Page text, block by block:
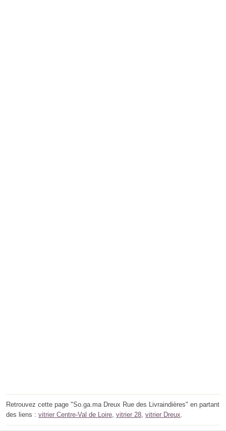
Retrouvez cette page "So.ga.ma Dreux Rue des Livraindières" en partant
des liens : vitrier Centre-Val de Loire vitrier 28 vitrier Dreux